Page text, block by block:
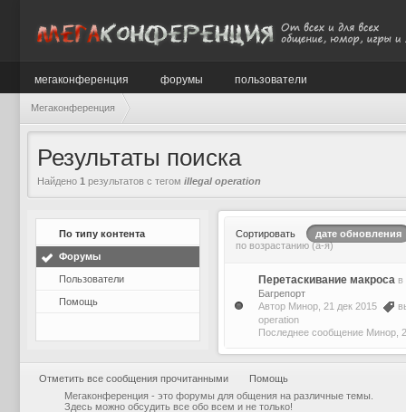
мегаконференция форумы пользователи
Мегаконференция
Результаты поиска
Найдено 1 результатов с тегом illegal operation
По типу контента
Форумы
Пользователи
Помощь
Сортировать
дате обновления
по возрастанию (а-я)
Перетаскивание макроса в
Багрепорт
Автор Минор , 21 дек 2015
operation
Последнее сообщение Минор
Отметить все сообщения прочитанными
Помощь
Мегаконференция - это форумы для общения на различные темы.
Здесь можно обсудить все обо всем и не только!